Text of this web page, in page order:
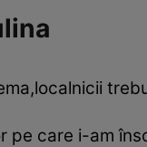
pe care i-am